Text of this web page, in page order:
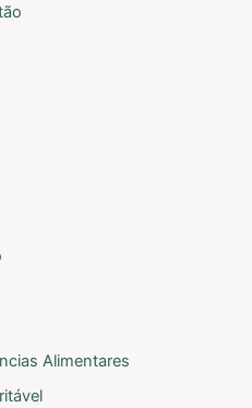
Alimentares